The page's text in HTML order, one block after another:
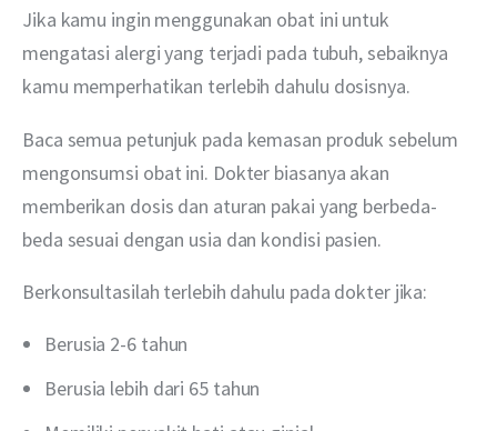
Jika kamu ingin menggunakan obat ini untuk
mengatasi alergi yang terjadi pada tubuh, sebaiknya
kamu memperhatikan terlebih dahulu dosisnya.
Baca semua petunjuk pada kemasan produk sebelum
mengonsumsi obat ini. Dokter biasanya akan
memberikan dosis dan aturan pakai yang berbeda-
beda sesuai dengan usia dan kondisi pasien.
Berkonsultasilah terlebih dahulu pada dokter jika:
Berusia 2-6 tahun
Berusia lebih dari 65 tahun